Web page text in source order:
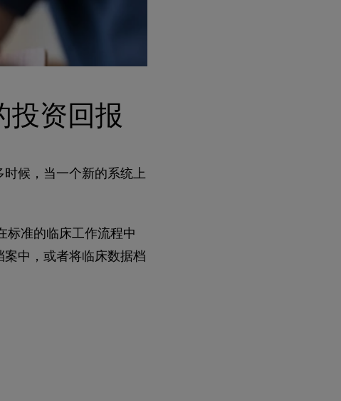
投资回报
候，当一个新的系统上
标准的临床工作流程中
中，或者将临床数据档